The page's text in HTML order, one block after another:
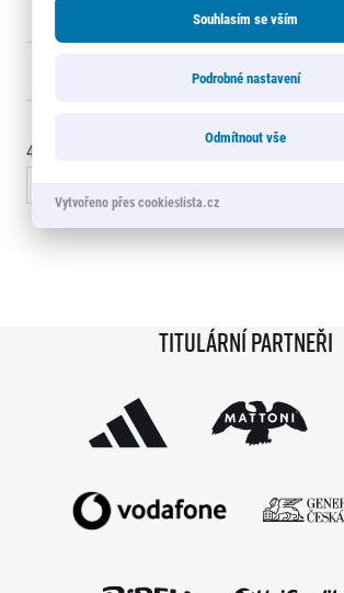
ONDŘEJ ČAKRT 1:16:04
PAVEL VINŠ 1:16:17
45 - 60
« Předchozí 1 2 3 4 5 6 …
Titulární partneři
Souhlasím se vším
Podrobné nastavení
Odmítnout vše
Vytvořeno přes cookieslista.cz